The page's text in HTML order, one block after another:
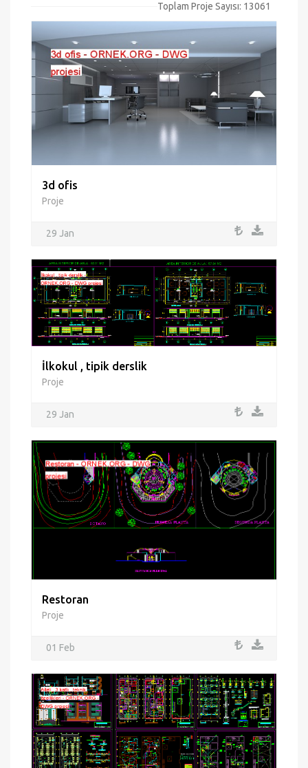
Toplam Proje Sayısı: 13061
3d ofis
Proje
29 Jan
İlkokul , tipik derslik
Proje
29 Jan
Restoran
Proje
01 Feb